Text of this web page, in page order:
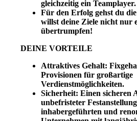
gleichzeitig ein Teamplayer.
Für den Erfolg gehst du
willst deine Ziele nicht nur
übertrumpfen!
DEINE VORTEILE
Attraktives Gehalt:
Provisionen für großartige
Verdienstmöglichkeiten.
Sicherheit: Einen sicheren
unbefristeter
inhabergeführten und